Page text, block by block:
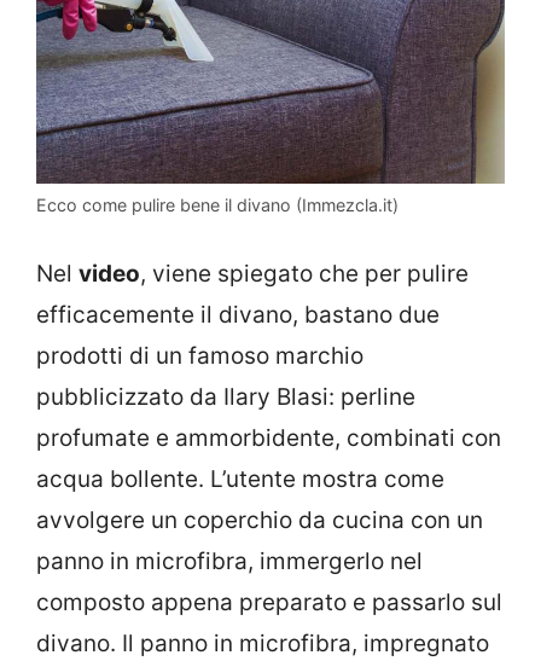
Ecco come pulire bene il divano (Immezcla.it)
Nel video, viene spiegato che per pulire
efficacemente il divano, bastano due
prodotti di un famoso marchio
pubblicizzato da Ilary Blasi: perline
profumate e ammorbidente, combinati con
acqua bollente. L’utente mostra come
avvolgere un coperchio da cucina con un
panno in microfibra, immergerlo nel
composto appena preparato e passarlo sul
divano. Il panno in microfibra, impregnato